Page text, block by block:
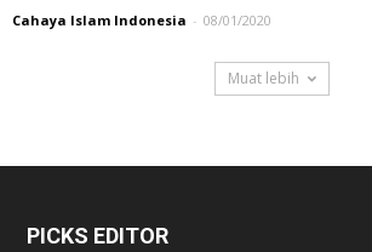
Cahaya Islam Indonesia - 08/01/2020
Muat lebih
PICKS EDITOR